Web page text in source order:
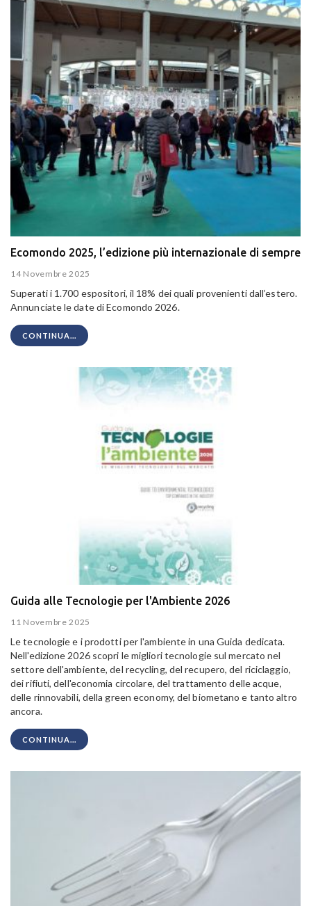
Ecomondo 2025, l’edizione più internazionale di sempre
14 Novembre 2025
Superati i 1.700 espositori, il 18% dei quali provenienti dall’estero.
Annunciate le date di Ecomondo 2026.
CONTINUA...
Guida alle Tecnologie per l'Ambiente 2026
11 Novembre 2025
Le tecnologie e i prodotti per l'ambiente in una Guida dedicata.
Nell'edizione 2026 scopri le migliori tecnologie sul mercato nel
settore dell'ambiente, del recycling, del recupero, del riciclaggio,
dei rifiuti, dell'economia circolare, del trattamento delle acque,
delle rinnovabili, della green economy, del biometano e tanto altro
ancora.
CONTINUA...